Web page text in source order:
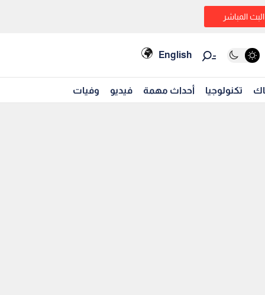
البث المباشر
English
تكنولوجيا أحداث مهمة فيديو وفيات